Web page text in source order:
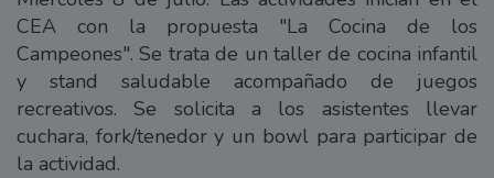
CEA con la propuesta "La Cocina de los
Campeones". Se trata de un taller de cocina infantil
y stand saludable acompañado de juegos
recreativos. Se solicita a los asistentes llevar
cuchara, fork/tenedor y un bowl para participar de
la actividad.